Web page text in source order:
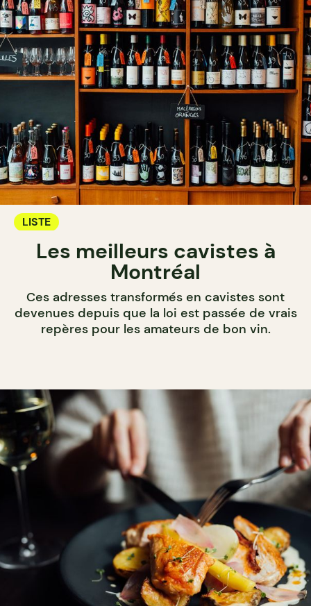
LISTE
Les meilleurs cavistes à
Montréal
Ces adresses transformés en cavistes sont
devenues depuis que la loi est passée de vrais
repères pour les amateurs de bon vin.